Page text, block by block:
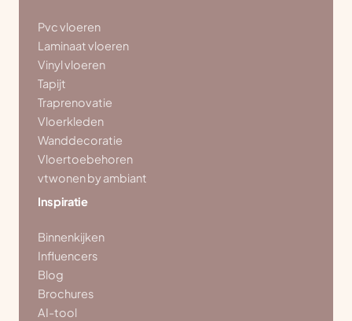
Pvc vloeren
Laminaat vloeren
Vinyl vloeren
Tapijt
Traprenovatie
Vloerkleden
Wanddecoratie
Vloertoebehoren
vtwonen by ambiant
Inspiratie
Binnenkijken
Influencers
Blog
Brochures
AI-tool